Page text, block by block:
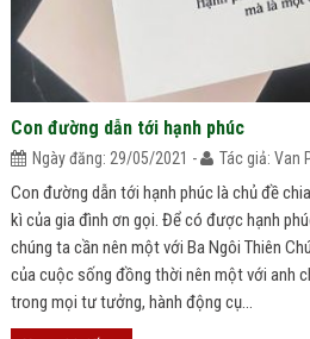
Con đường dẫn tới hạnh phúc
Ngày đăng: 29/05/2021 - Tác giả: Van
Con đường dẫn tới hạnh phúc là chủ đề
kì của gia đình ơn gọi. Để có được hạnh
chúng ta cần nên một với Ba Ngôi Thiên
của cuộc sống đồng thời nên một với anh
trong mọi tư tưởng, hành động cụ...